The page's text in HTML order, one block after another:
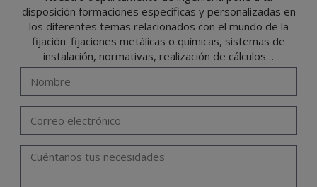
disposición formaciones específicas y personalizadas en
los diferentes temas relacionados con el mundo de la
fijación: fijaciones metálicas o químicas, sistemas de
instalación, normativas, realización de cálculos…